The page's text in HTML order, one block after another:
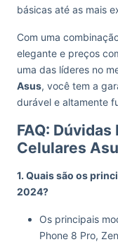
básicas até as mais
Com uma
elegante e preços
uma das líderes no
Asus, você tem a
durável e altamente
FAQ:
Celulares
1. Quais são os
2024?
Os principais
Phone 8 Pro,